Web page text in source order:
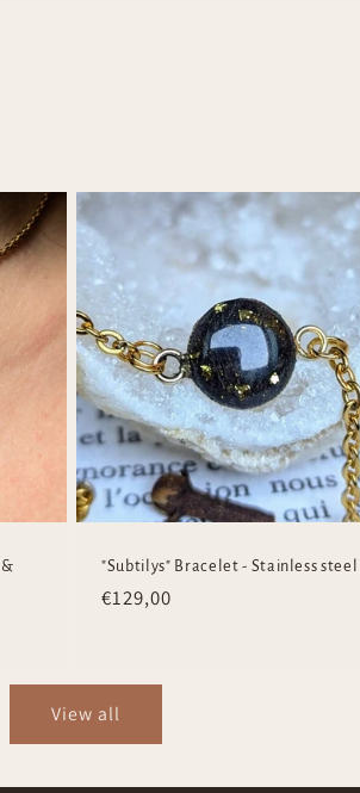
"Subtilys" Bracelet - Stainless steel
Regular
€129,00
View all